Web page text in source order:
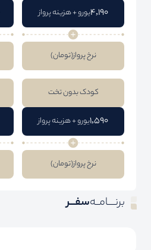
4,190یورو + هزینه پرواز
نرخ پرواز(تومان)
کودک بدون تخت
1,590یورو + هزینه پرواز
نرخ پرواز(تومان)
برنــــامــهسفـــر